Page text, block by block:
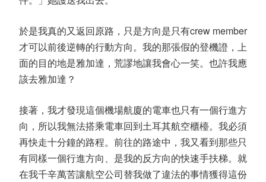
於是我真的又返回原路，只是方向是只有crew member
才可以前後逆轉的行動方向。我的那張假的登機證，上
面的目的地是雅加達，荒謬地讓我會心一笑。也許我應
該去雅加達？
接著，我才發現這個機場航廈的電車也只有一個行進方
向，所以我無法搭乘電車回到土耳其航空櫃檯。我必須
再快走十分鐘的路程。前往的路途中，我又看到那些只
有同樣一個行進方向、是我的反方向的快速手扶梯。就
在我千辛萬苦讓航空公司替我做了違法的事情獲得這份